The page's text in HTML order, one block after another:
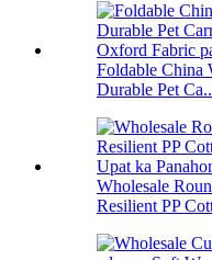
Foldable China
Durable Pet
Wholesale
Resilient PP